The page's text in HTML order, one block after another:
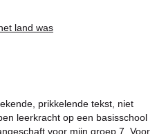
land was
prikkelende tekst, niet
leerkracht op een basisschool
voor mijn groep 7. Voor